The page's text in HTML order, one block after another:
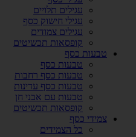
עגילים תלויים
עגילי חישוק כסף
עגילים צמודים
קופסאות תכשיטים
טבעות כסף
טבעות כסף
טבעות כסף רחבות
טבעות כסף עדינות
טבעות עם אבני חן
קופסאות תכשיטים
צמידי כסף
כל הצמידים